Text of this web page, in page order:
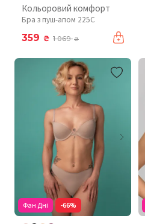
Кольоровий комфорт
Бра з пуш-апом 225C
359 ₴ 1 069₴
Фан Дні -66%